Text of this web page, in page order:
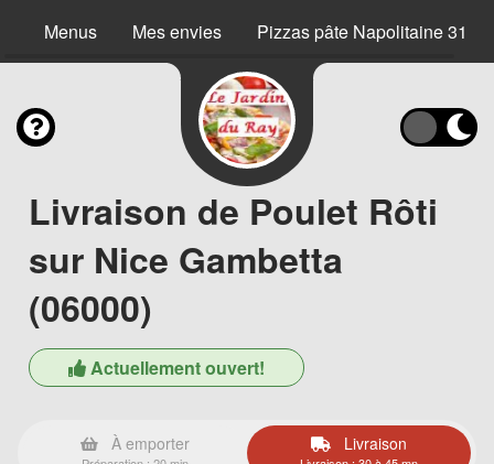
Menus Mes envies Pizzas pâte Napolitaine 31 cm
Livraison de Poulet Rôti
sur Nice Gambetta
(06000)
Actuellement ouvert!
À emporter Livraison